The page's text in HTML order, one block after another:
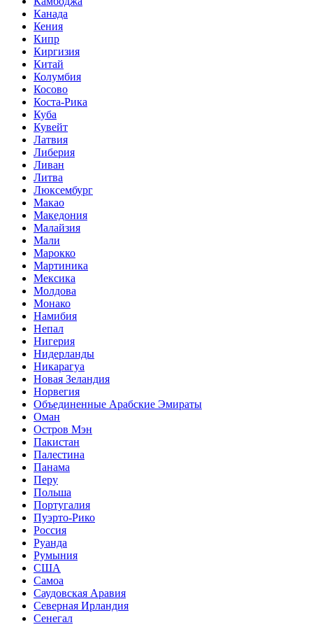
Канада
Кения
Кипр
Киргизия
Китай
Колумбия
Косово
Коста-Рика
Куба
Кувейт
Латвия
Либерия
Ливан
Литва
Люксембург
Макао
Македония
Малайзия
Мали
Марокко
Мартиника
Мексика
Молдова
Монако
Намибия
Непал
Нигерия
Нидерланды
Никарагуа
Новая Зеландия
Норвегия
Объединенные Арабские Эмираты
Оман
Остров Мэн
Пакистан
Палестина
Панама
Перу
Польша
Португалия
Пуэрто-Рико
Россия
Руанда
Румыния
США
Самоа
Саудовская Аравия
Северная Ирландия
Сенегал